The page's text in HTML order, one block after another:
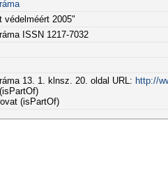
védelméért 2005"
ISSN 1217-7032
13. 1. klnsz. 20. oldal URL: http://
(isPartOf)
(isPartOf)